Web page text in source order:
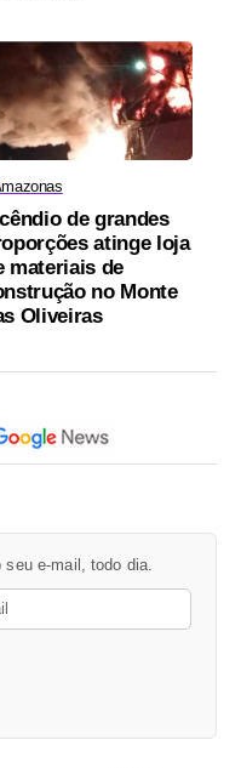
de grandes
atinge loja
materiais de
no Monte
Oliveiras
e-mail, todo dia.